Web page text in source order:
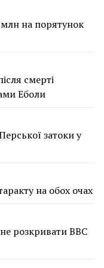
млн на порятунок
смерті
Еболи
затоки у
на обох очах
розкривати BBC